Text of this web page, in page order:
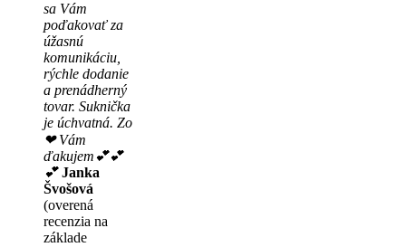
sa Vám
poďakovať za
úžasnú
komunikáciu,
rýchle dodanie
a prenádherný
tovar. Suknička
je úchvatná. Zo
❤ Vám
ďakujem💕💕
💕 Janka
Švošová
(overená
recenzia na
základe